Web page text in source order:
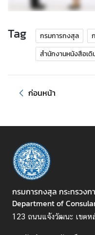
ญ
ถ
-
แ
บ
บ
ฟ
ร์
ม
Tag กรมการกงสุล
สำนักงานหนังสือเดิ
ก่อนหน้า
กรมการกงสุล กระทรวงก
Department of
123 ถนนแจ้งวัฒนะ เขตห